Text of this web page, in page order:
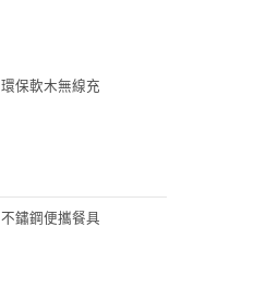
環保軟木無線充
不鏽鋼便攜餐具